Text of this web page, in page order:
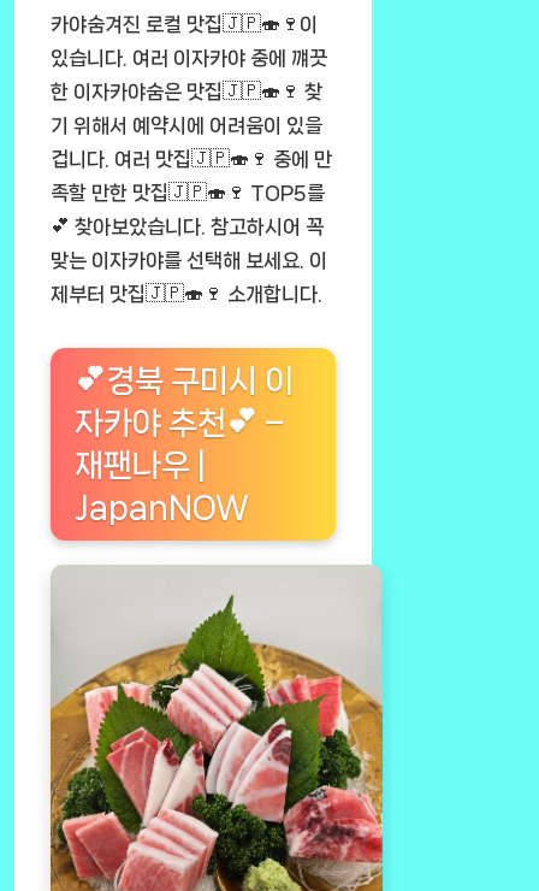
카야숨겨진 로컬 맛집🇯🇵🍣🍷이
있습니다. 여러 이자카야 중에 꺠끗
한 이자카야숨은 맛집🇯🇵🍣🍷 찾
기 위해서 예약시에 어려움이 있을
겁니다. 여러 맛집🇯🇵🍣🍷 중에 만
족할 만한 맛집🇯🇵🍣🍷 TOP5를
💕 찾아보았습니다. 참고하시어 꼭
맞는 이자카야를 선택해 보세요. 이
제부터 맛집🇯🇵🍣🍷 소개합니다.
💕경북 구미시 이
자카야 추천💕 –
재팬나우 |
JapanNOW